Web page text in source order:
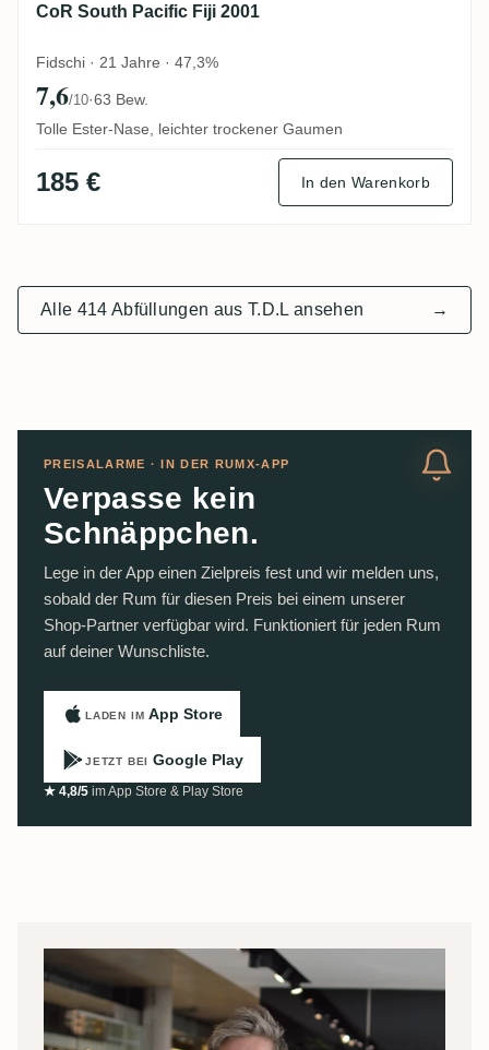
CoR South Pacific Fiji 2001
Fidschi · 21 Jahre · 47,3%
7,6/10·63 Bew.
Tolle Ester-Nase, leichter trockener Gaumen
185 € In den Warenkorb
Alle 414 Abfüllungen aus T.D.L ansehen →
PREISALARME · IN DER RUMX-APP
Verpasse kein
Schnäppchen.
Lege in der App einen Zielpreis fest und wir melden uns,
sobald der Rum für diesen Preis bei einem unserer
Shop-Partner verfügbar wird. Funktioniert für jeden Rum
auf deiner Wunschliste.
LADEN IM App Store
JETZT BEI Google Play
★ 4,8/5 im App Store & Play Store